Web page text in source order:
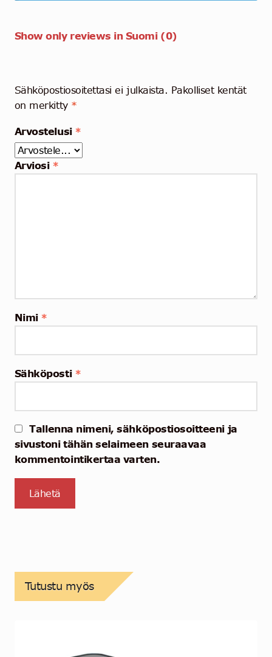
Show only reviews in Suomi (0)
Sähköpostiosoitettasi ei julkaista. Pakolliset kentät
on merkitty *
Arvostelusi *
Arviosi *
Nimi *
Sähköposti *
Tallenna nimeni, sähköpostiosoitteeni ja
sivustoni tähän selaimeen seuraavaa
kommentointikertaa varten.
Tutustu myös